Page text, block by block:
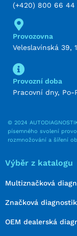
(+420) 800 66 44
Provozovna
Veleslavínská 39,
Provozní doba
Pracovní dny, Po-
© 2024
písemného svolení
rozmnožování a šíření
Výběr z katalogu
Multiznačková
Značková
OEM dealerská